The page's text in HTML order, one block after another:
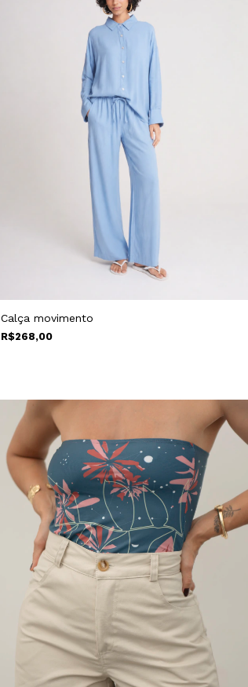
Calça movimento
R$268,00